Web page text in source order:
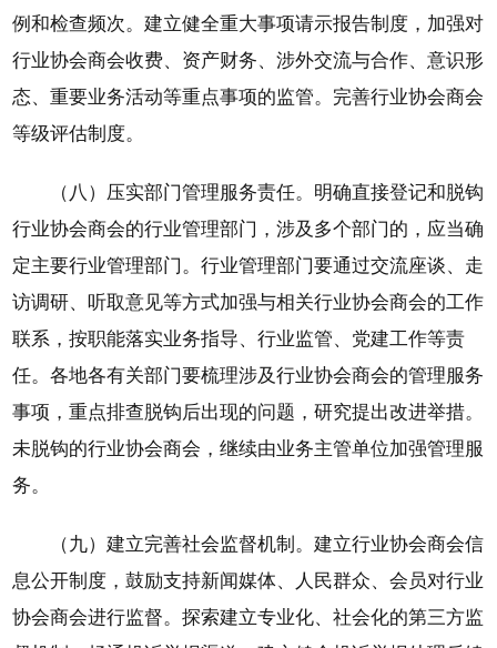
例和检查频次。建立健全重大事项请示报告制度，加强对
行业协会商会收费、资产财务、涉外交流与合作、意识形
态、重要业务活动等重点事项的监管。完善行业协会商会
等级评估制度。
（八）压实部门管理服务责任。明确直接登记和脱钩
行业协会商会的行业管理部门，涉及多个部门的，应当确
定主要行业管理部门。行业管理部门要通过交流座谈、走
访调研、听取意见等方式加强与相关行业协会商会的工作
联系，按职能落实业务指导、行业监管、党建工作等责
任。各地各有关部门要梳理涉及行业协会商会的管理服务
事项，重点排查脱钩后出现的问题，研究提出改进举措。
未脱钩的行业协会商会，继续由业务主管单位加强管理服
务。
（九）建立完善社会监督机制。建立行业协会商会信
息公开制度，鼓励支持新闻媒体、人民群众、会员对行业
协会商会进行监督。探索建立专业化、社会化的第三方监